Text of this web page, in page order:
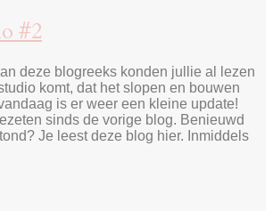
#2
deze blogreeks konden jullie al lezen
komt, dat het slopen en bouwen
is er weer een kleine update!
sinds de vorige blog. Benieuwd
Je leest deze blog hier. Inmiddels